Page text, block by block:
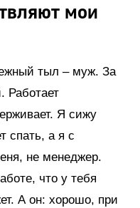
мои
тыл – муж. За
Работает
Я сижу
спать, а я с
не менеджер.
что у тебя
А он: хорошо, при